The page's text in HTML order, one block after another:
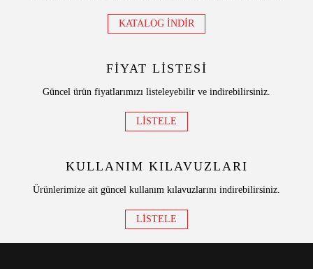
KATALOG İNDİR
FİYAT LİSTESİ
Güncel ürün fiyatlarımızı listeleyebilir ve indirebilirsiniz.
LİSTELE
KULLANIM KILAVUZLARI
Ürünlerimize ait güncel kullanım kılavuzlarını indirebilirsiniz.
LİSTELE